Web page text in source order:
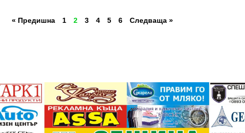
« Предишна
1 2 3 4 5 6 Следваща »